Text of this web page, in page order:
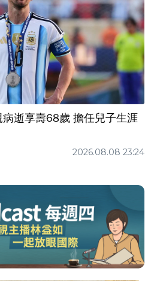
逝享壽68歲 擔任兒子生涯
2026.08.08 23:24